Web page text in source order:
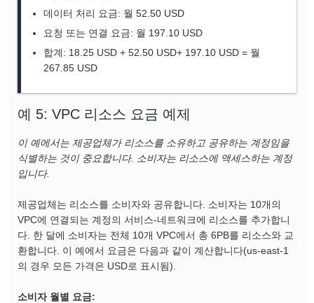
데이터 처리 요금: 월 52.50 USD
요청 또는 연결 요금: 월 197.10 USD
합계: 18.25 USD + 52.50 USD+ 197.10 USD = 월
267.85 USD
예 5: VPC 리소스 요금 예제
이 예에서는 제공업체가 리소스를 소유하고 공유하는 계정임을
식별하는 것이 중요합니다. 소비자는 리소스에 액세스하는 계정
입니다.
제공업체는 리소스를 소비자와 공유합니다. 소비자는 10개의
VPC에 연결되는 계정의 서비스-네트워크에 리소스를 추가합니
다. 한 달에 소비자는 전체 10개 VPC에서 총 6PB를 리소스와 교
환합니다. 이 예에서 요금은 다음과 같이 계산합니다(us-east-1
의 경우 모든 가격은 USD로 표시됨).
소비자 월별 요금: